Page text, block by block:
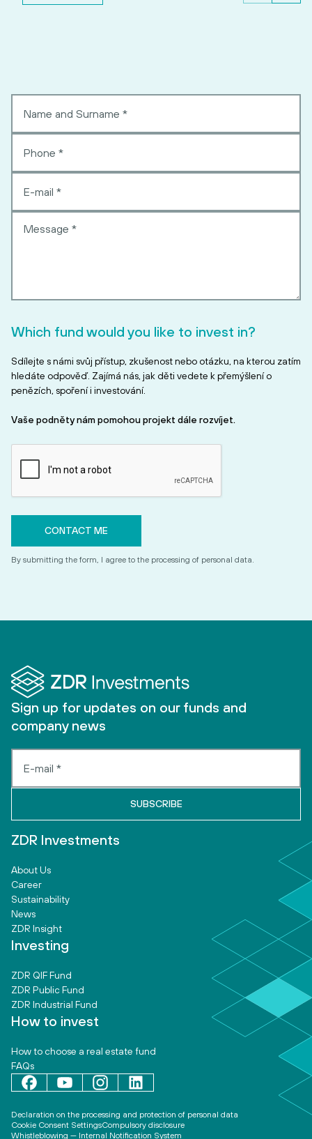
Which fund would you like to invest in?
Sdílejte s námi svůj přístup, zkušenost nebo otázku, na kterou zatím
hledáte odpověď. Zajímá nás, jak děti vedete k přemýšlení o
penězích, spoření i investování.
Vaše podněty nám pomohou projekt dále rozvíjet.
By submitting the form, I agree to the processing of personal data.
Sign up for updates on our funds and
company news
ZDR Investments
About Us
Career
Sustainability
News
ZDR Insight
Investing
ZDR QIF Fund
ZDR Public Fund
ZDR Industrial Fund
How to invest
How to choose a real estate fund
FAQs
Declaration on the processing and protection of personal data
Cookie Consent SettingsCompulsory disclosure
Whistleblowing — Internal Notification System